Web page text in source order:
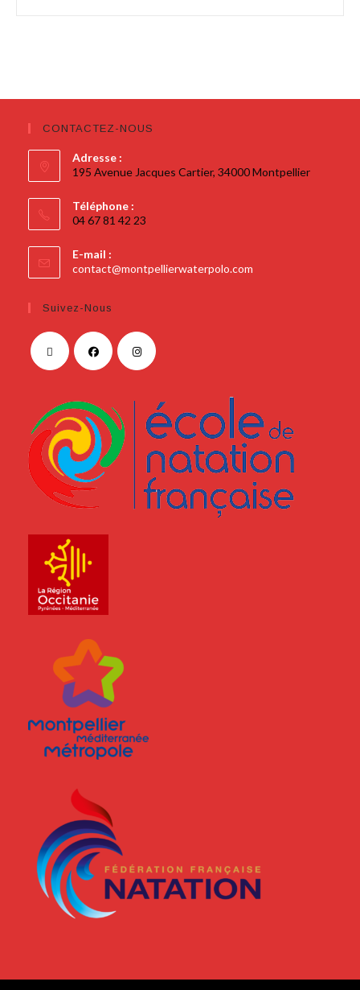
CONTACTEZ-NOUS
Adresse :
195 Avenue Jacques Cartier, 34000 Montpellier
Téléphone :
04 67 81 42 23
E-mail :
contact@montpellierwaterpolo.com
Suivez-Nous